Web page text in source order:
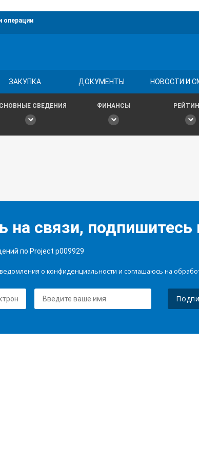
операции
ЗАКУПКА ДОКУМЕНТЫ НОВОСТИ И
СВЕДЕНИЯ ФИНАНСЫ
на связи, подпишитесь
по Project p009929
о конфиденциальности и соглашаюсь на